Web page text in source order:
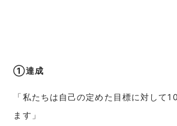
①達成
「私たちは自己の定めた目標に対して
ます」